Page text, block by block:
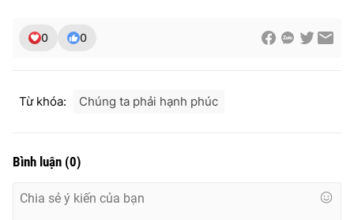
0 0
Từ khóa: Chúng ta phải hạnh phúc
Bình luận (0)